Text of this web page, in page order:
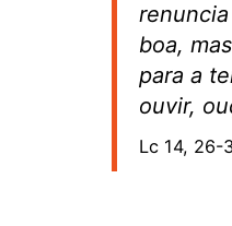
boa,
para a
ouvir,
Lc 14, 26-